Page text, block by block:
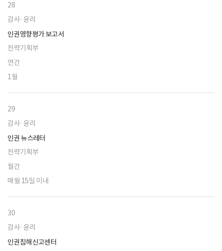
28
감사·윤리
인권영향평가 보고서
전략기획부
연간
1월
29
감사·윤리
인권 뉴스레터
전략기획부
월간
매월 15일 이내
30
감사·윤리
인권침해신고센터